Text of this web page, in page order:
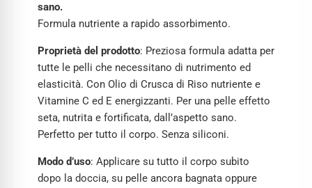
sano.
Formula nutriente a rapido assorbimento.
Proprietà del prodotto: Preziosa formula adatta per
tutte le pelli che necessitano di nutrimento ed
elasticità. Con Olio di Crusca di Riso nutriente e
Vitamine C ed E energizzanti. Per una pelle effetto
seta, nutrita e fortificata, dall’aspetto sano.
Perfetto per tutto il corpo. Senza siliconi.
Modo d’uso: Applicare su tutto il corpo subito
dopo la doccia, su pelle ancora bagnata oppure